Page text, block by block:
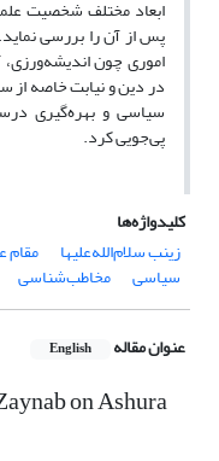
ابعاد مختلف شخصیت
پس از آن را بررسی
اموری چون
در دین و نیابت خاصه از
سیاسی و بهره‌گیری
پی‌جویی کرد.
کلیدواژه‌ها
زینب سلام‌الله‌علیها
مقام
سیاسی مخاطب‌شناسی
عنوان مقاله English
on Ashura